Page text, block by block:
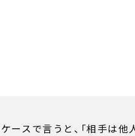
ースで言うと、「相手は